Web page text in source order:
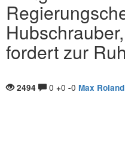
fordert zur
2494 0 +0 -0 Max Roland